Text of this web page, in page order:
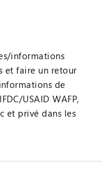
informations
et faire un retour
de
USAID WAFP,
et privé dans les